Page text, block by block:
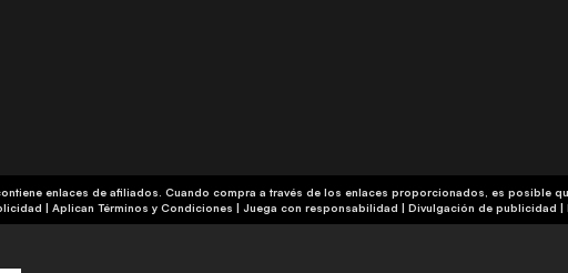
enlaces de afiliados. Cuando compra a través de los enlaces proporcionados, es posible
+18 | Publicidad | Aplican Términos y Condiciones | Juega con responsabilidad | Divulgación de publicidad |